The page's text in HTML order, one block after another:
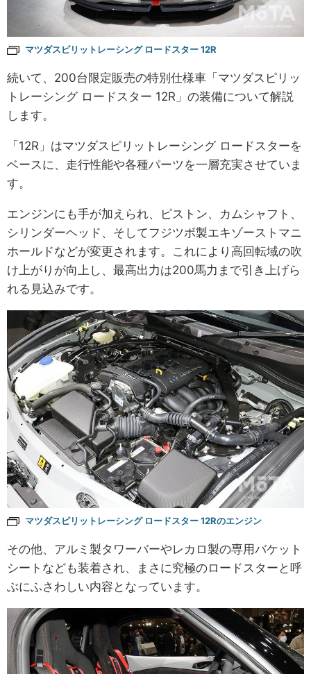
マツダスピリットレーシング ロードスター 12R
続いて、200台限定販売の特別仕様車「マツダスピリッ
トレーシング ロードスター 12R」の装備について解説
します。
「12R」はマツダスピリットレーシング ロードスターを
ベースに、走行性能や各種パーツを一層充実させていま
す。
エンジンにも手が加えられ、ピストン、カムシャフト、
シリンダーヘッド、そしてフジツボ製エキゾーストマニ
ホールドなどが変更されます。これにより高回転域の吹
け上がりが向上し、最高出力は200馬力まで引き上げら
れる見込みです。
マツダスピリットレーシング ロードスター 12Rのエンジン
その他、アルミ製タワーバーやレカロ製の専用バケット
シートなども装着され、まさに究極のロードスターと呼
ぶにふさわしい内容となっています。